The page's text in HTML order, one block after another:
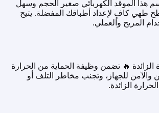
19 × 19 × 11 سم هذا الموقد الكهربائي صغير الحجم وسهل
طهي كافٍ لإعداد أطباقك المفضلة. يتيح
المريح والعملي.
الزائدة 🔥 تضمن وظيفة الحماية من الحرارة
والآمن للجهاز، وتجنب مخاطر التلف أو
الزائدة.